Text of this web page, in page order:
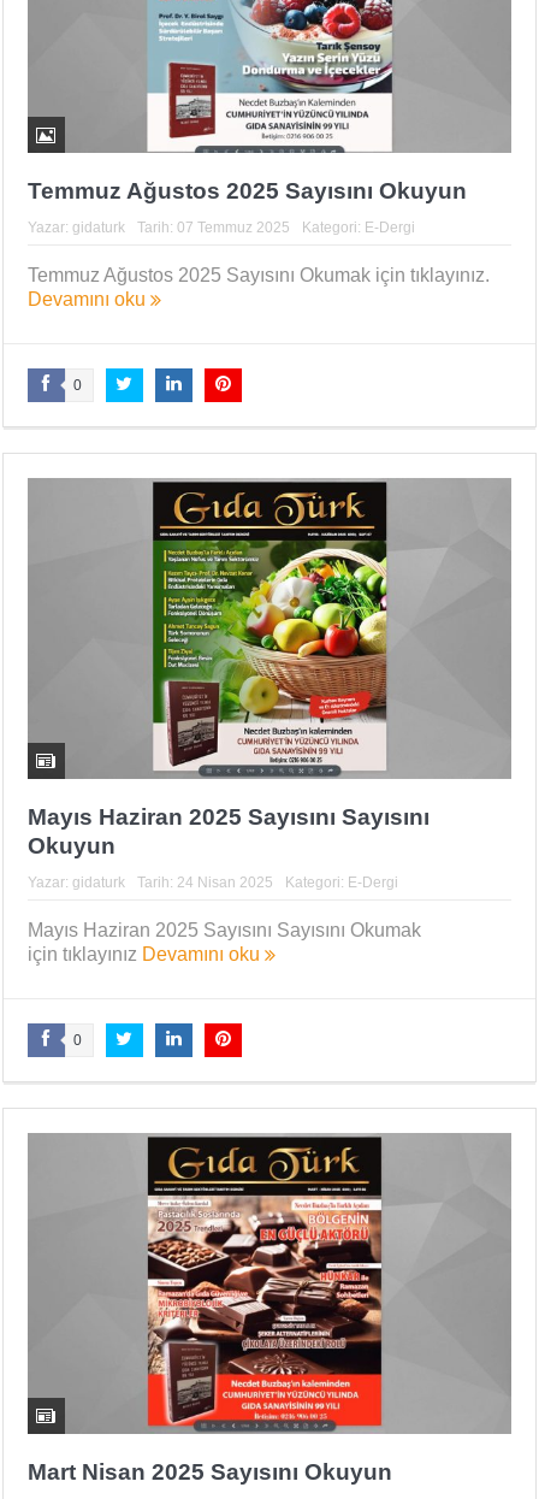
Temmuz Ağustos 2025 Sayısını Okuyun
Yazar: gidaturk Tarih: 07 Temmuz 2025 Kategori: E-Dergi
Temmuz Ağustos 2025 Sayısını Okumak için tıklayınız.
Devamını oku
0
Mayıs Haziran 2025 Sayısını Sayısını
Okuyun
Yazar: gidaturk Tarih: 24 Nisan 2025 Kategori: E-Dergi
Mayıs Haziran 2025 Sayısını Sayısını Okumak
için tıklayınız Devamını oku
0
Mart Nisan 2025 Sayısını Okuyun